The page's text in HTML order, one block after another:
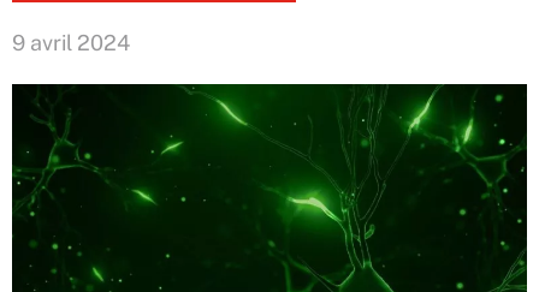
9 avril 2024